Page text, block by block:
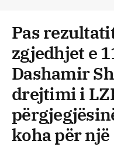
Pas
zgjedhjet e
Dashamir
drejtimi i
koha për